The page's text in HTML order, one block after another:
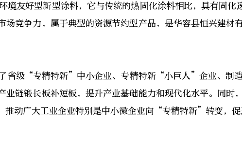
境友好型新型涂料，它与传统的热固化涂料相比，具有固
竞争力，属于典型的资源节约型产品，是华容县恒兴建材
省级“专精特新”中小企业、专精特新“小巨人”企业、制造
链锻长板补短板，提升产业基础能力和现代化水平。同时
动广大工业企业特别是中小微企业向“专精特新”转变，促